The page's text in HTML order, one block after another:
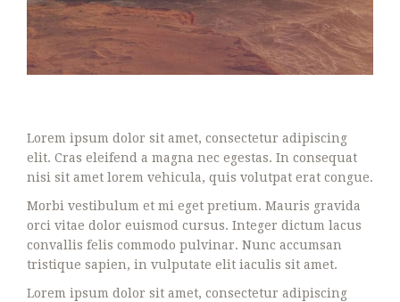
Lorem ipsum dolor sit amet, consectetur adipiscing
elit. Cras eleifend a magna nec egestas. In consequat
nisi sit amet lorem vehicula, quis volutpat erat congue.
Morbi vestibulum et mi eget pretium. Mauris gravida
orci vitae dolor euismod cursus. Integer dictum lacus
convallis felis commodo pulvinar. Nunc accumsan
tristique sapien, in vulputate elit iaculis sit amet.
Lorem ipsum dolor sit amet, consectetur adipiscing